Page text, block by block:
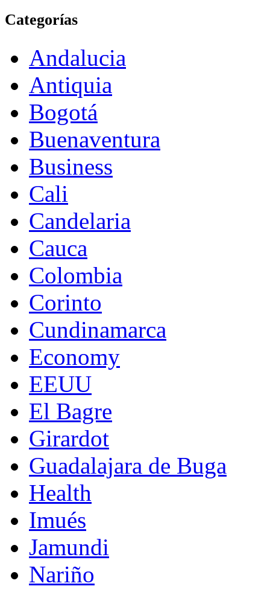
Categorías
Andalucia
Antiquia
Bogotá
Buenaventura
Business
Cali
Candelaria
Cauca
Colombia
Corinto
Cundinamarca
Economy
EEUU
El Bagre
Girardot
Guadalajara de Buga
Health
Imués
Jamundi
Nariño